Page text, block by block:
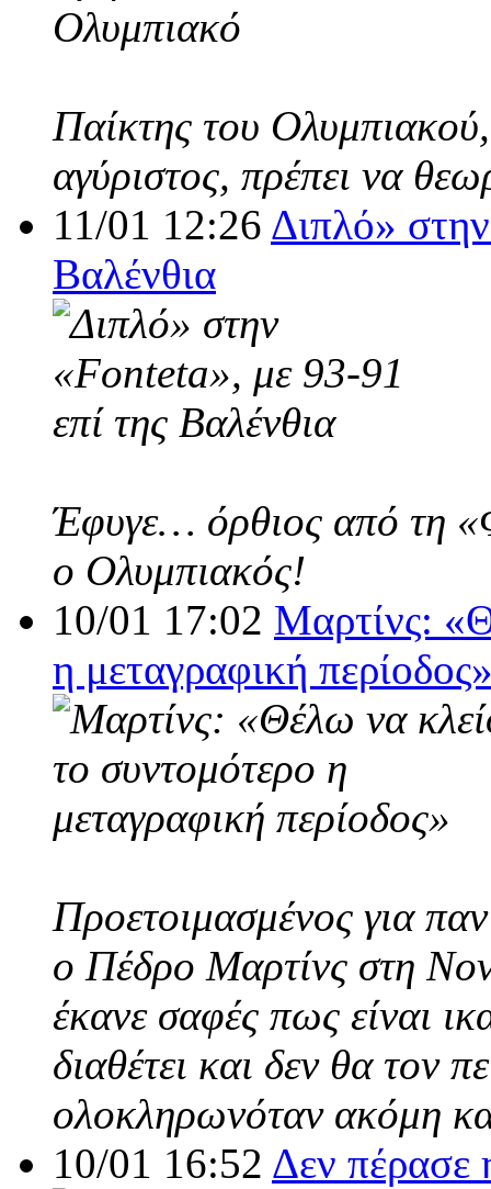
Παίκτης του
αγύριστος, πρέπει να
11/01 12:26 Διπλό»
Βαλένθια
Έφυγε… όρθιος από τη
ο Ολυμπιακός!
10/01 17:02 Μαρτίνς:
η μεταγραφική
Προετοιμασμένος για
ο Πέδρο Μαρτίνς στη
έκανε σαφές πως είναι
διαθέτει και δεν θα τον
ολοκληρωνόταν ακόμη
10/01 16:52 Δεν πέρασε